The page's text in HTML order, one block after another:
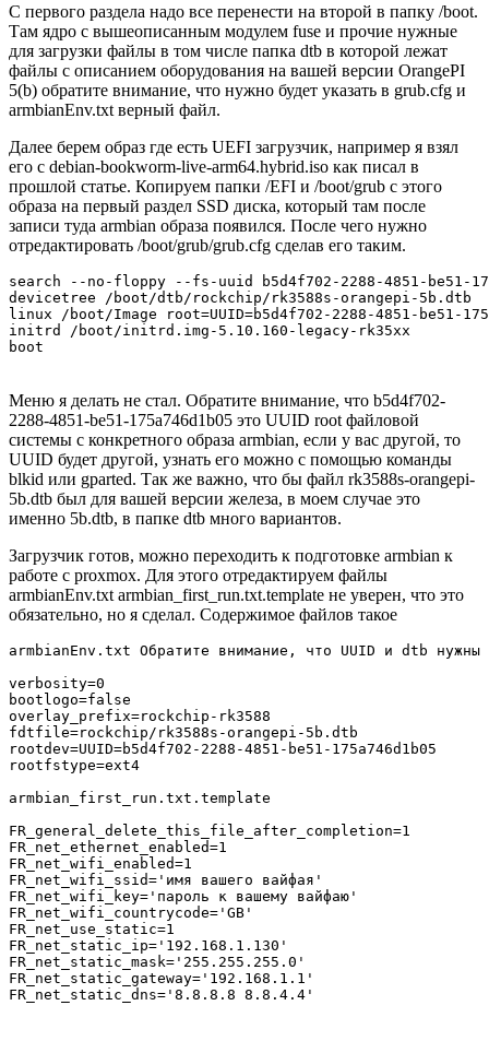
С первого раздела надо все перенести на второй в папку /boot.
Там ядро с вышеописанным модулем fuse и прочие нужные
для загрузки файлы в том числе папка dtb в которой лежат
файлы с описанием оборудования на вашей версии OrangePI
5(b) обратите внимание, что нужно будет указать в grub.cfg и
armbianEnv.txt верный файл.
Далее берем образ где есть UEFI загрузчик, например я взял
его с debian-bookworm-live-arm64.hybrid.iso как писал в
прошлой статье. Копируем папки /EFI и /boot/grub с этого
образа на первый раздел SSD диска, который там после
записи туда armbian образа появился. После чего нужно
отредактировать /boot/grub/grub.cfg сделав его таким.
search --no-floppy --fs-uuid b5d4f702-2288-4851-be51-
devicetree /boot/dtb/rockchip/rk3588s-orangepi-5b.dtb
linux /boot/Image root=UUID=b5d4f702-2288-4851-be51-
initrd /boot/initrd.img-5.10.160-legacy-rk35xx
boot
Меню я делать не стал. Обратите внимание, что b5d4f702-
2288-4851-be51-175a746d1b05 это UUID root файловой
системы с конкретного образа armbian, если у вас другой, то
UUID будет другой, узнать его можно с помощью команды
blkid или gparted. Так же важно, что бы файл rk3588s-orangepi-
5b.dtb был для вашей версии железа, в моем случае это
именно 5b.dtb, в папке dtb много вариантов.
Загрузчик готов, можно переходить к подготовке armbian к
работе с proxmox. Для этого отредактируем файлы
armbianEnv.txt armbian_first_run.txt.template не уверен, что это
обязательно, но я сделал. Содержимое файлов такое
armbianEnv.txt Обратите внимание, что UUID и dtb нужны
verbosity=0
bootlogo=false
overlay_prefix=rockchip-rk3588
fdtfile=rockchip/rk3588s-orangepi-5b.dtb
rootdev=UUID=b5d4f702-2288-4851-be51-175a746d1b05
rootfstype=ext4
armbian_first_run.txt.template
FR_general_delete_this_file_after_completion=1
FR_net_ethernet_enabled=1
FR_net_wifi_enabled=1
FR_net_wifi_ssid='имя вашего вайфая'
FR_net_wifi_key='пароль к вашему вайфаю'
FR_net_wifi_countrycode='GB'
FR_net_use_static=1
FR_net_static_ip='192.168.1.130'
FR_net_static_mask='255.255.255.0'
FR_net_static_gateway='192.168.1.1'
FR_net_static_dns='8.8.8.8 8.8.4.4'